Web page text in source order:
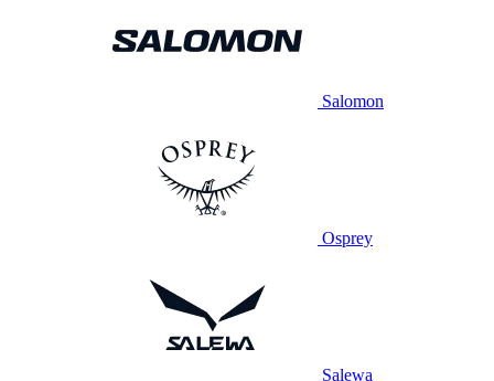
Salomon
Osprey
Salewa